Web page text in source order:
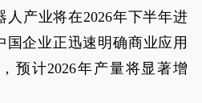
产业将在2026年下半年进
国企业正迅速明确商业应用
预计2026年产量将显著增